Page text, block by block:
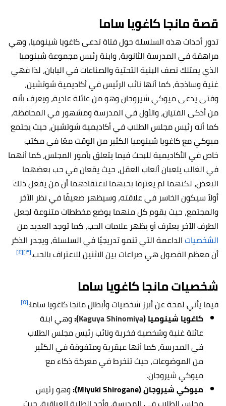
قصة مانجا كاغويا ساما
تدور أحداث هذه السلسلة حول فتاة تدعى كاغويا شينوميا، وهي
مراهقة في المدرسة الثانوية، وابنة رئيس مجموعة شينوميا
الذي يمتلك نصف البنية التحتية والصناعات في اليابان، لذا فهي
غنية وساذجة، كما أنها نائب الرئيس في أكاديمية شوتشين،
وفتى يدعى ميوكي شيروجان وهو من عائلة عادية، ويعرف بأنه
من أذكى الفتيان، والأول في المدرسة ومشهور في المحافظة،
كما أنه رئيس مجلس الطلاب في أكاديمية شوتشين، حيث يجتمع
ميوكي مع كاغويا شينوميا الكثير من الوقت معًا في مكتب
خاص في الأكاديمية للبحث فيما يتعلق بأمور المجلس، كما أنهما
في الغالب يلعبان ألعاب العقل، حيث يقعان في حب بعضهما
البعض، لكنهما لم يعترفا بحبهما لاعتقادهما أن من يفعل ذلك
أولاً سيكون الخاسر في علاقته، وسيظهر ضعيفًا في نظر الآخر
والمجتمع، حيث يقوم كل منهما بوضع مخططات متنوعة لجعل
الطرف الآخر يعترف أو يظهر علامات الحب، كما توجد العديد من
الشخصياتالداعمة التي تنمو تدريجيًا في السلسلة، ويجدر الذكر
أن معظم الفصول هي صراعات بين الاثنين للاعتراف بالحب.[٣] [٤]
شخصيات مانجا كاغويا ساما
فيما يأتي لمحة عن أبرز شخصيات وأبطال مانجا كاغويا ساما:[٥]
كاغويا شينوميا (Kaguya Shinomiya
):وهي ابنة
عائلة غنية وشخصية فخرية ونائب رئيس مجلس الطلاب
في المدرسة، كما أنها عبقرية ومتفوقة في الكثير
من الموضوعات، حيث تنخرط في معركة ذكاء مع
ميوكي شيروجان.
ميوكي شيروجان (Miyuki Shirogane):
وهو رئيس